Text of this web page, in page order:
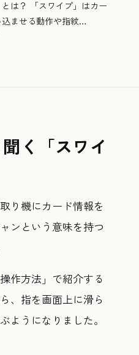
は？ 「スワイプ」はカー
込ませる動作や指紋…
く「スワイ
り機にカード情報を
ンという意味を持つ
作方法」で紹介する
、指を画面上に滑ら
ようになりました。